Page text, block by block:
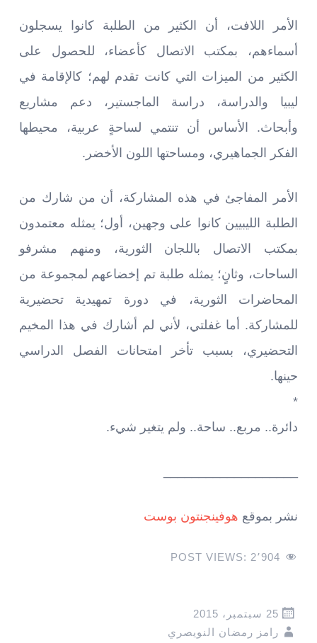
الأمر اللافت، أن الكثير من الطلبة كانوا يسجلون
أسماءهم، بمكتب الاتصال كأعضاء، للحصول على
الكثير من الميزات التي كانت تقدم لهم؛ كالإقامة في
ليبيا والدراسة، دراسة الماجستير، دعم مشاريع
وأبحاث. الأساس أن تنتمي لساحةٍ عربية، محيطها
الفكر الجماهيري، ومساحتها اللون الأخضر.
الأمر المفاجئ في هذه المشاركة، أن من شارك من
الطلبة الليبيين كانوا على وجهين، أول؛ يمثله معتمدون
بمكتب الاتصال باللجان الثورية، ومنهم مشرفو
الساحات، وثانٍ؛ يمثله طلبة تم إخضاعهم لمجموعة من
المحاضرات الثورية، في دورة تمهيدية تحضيرية
للمشاركة. أما غفلتي، لأني لم أشارك في هذا المخيم
التحضيري، بسبب تأخر امتحانات الفصل الدراسي
حينها.
*
دائرة.. مربع.. ساحة.. ولم يتغير شيء.
نشر بموقع هوفينجنتون بوست
POST VIEWS: 2٬904
25 سبتمبر، 2015
رامز رمضان النويصري